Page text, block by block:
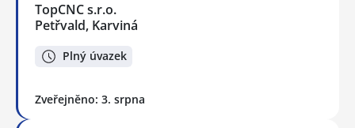
TopCNC s.r.o.
Petřvald, Karviná
Plný úvazek
Zveřejněno: 3. srpna